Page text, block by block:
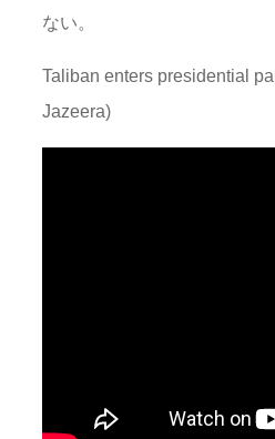
ない。
Taliban enters presidential
Jazeera)